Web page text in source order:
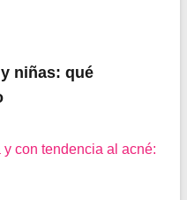
niñas: qué